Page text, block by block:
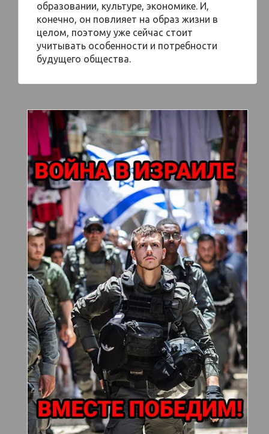
образовании, культуре, экономике. И,
конечно, он повлияет на образ жизни в
целом, поэтому уже сейчас стоит
учитывать особенности и потребности
будущего общества.